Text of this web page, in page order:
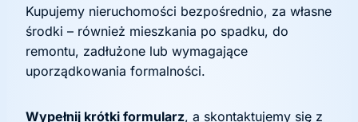
Kupujemy nieruchomości bezpośrednio, za własne
środki – również mieszkania po spadku, do
remontu, zadłużone lub wymagające
uporządkowania formalności.
Wypełnij krótki formularz, a skontaktujemy się z